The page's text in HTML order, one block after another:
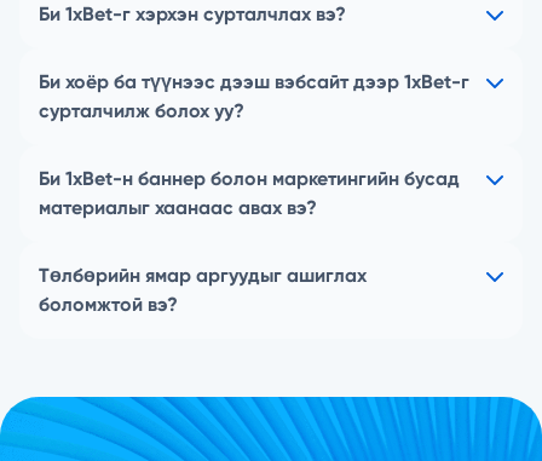
Би 1xBet-г хэрхэн сурталчлах вэ?
Би хоёр ба түүнээс дээш вэбсайт дээр 1xBet-г
сурталчилж болох уу?
Би 1xBet-н баннер болон маркетингийн бусад
материалыг хаанаас авах вэ?
Төлбөрийн ямар аргуудыг ашиглах
боломжтой вэ?